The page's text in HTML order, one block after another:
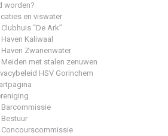
worden?
en viswater
Clubhuis “De Ark”
Haven Kaliwaal
Haven Zwanenwater
Meiden met stalen zenuwen
HSV Gorinchem
Barcommissie
Bestuur
Concourscommissie